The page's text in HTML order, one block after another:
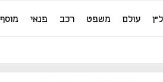
עולם משפט רכב פנאי מוסף